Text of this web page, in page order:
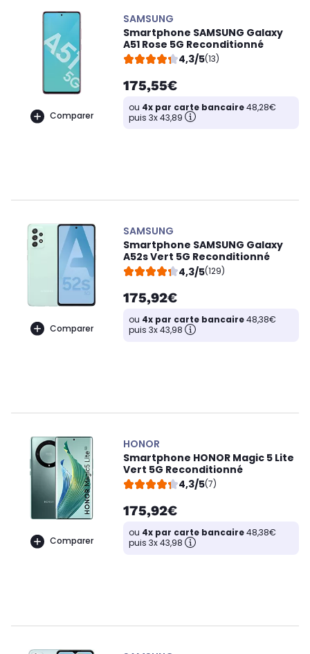
Comparer
SAMSUNG
Smartphone SAMSUNG Galaxy
A51 Rose 5G Reconditionné
4,3/5(13)
175,55€
ou 4x par carte bancaire48,28€
puis 3x 43,89
Comparer
SAMSUNG
Smartphone SAMSUNG Galaxy
A52s Vert 5G Reconditionné
4,3/5(129)
175,92€
ou 4x par carte bancaire48,38€
puis 3x 43,98
Comparer
HONOR
Smartphone HONOR Magic 5 Lite
Vert 5G Reconditionné
4,3/5(7)
175,92€
ou 4x par carte bancaire48,38€
puis 3x 43,98